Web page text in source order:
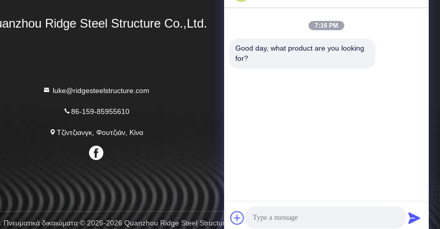
Ridge Steel Structure Co.,Ltd.
luke@ridgesteelstructure.com
86-159-85955610
Τζίντζιανγκ, Φουτζιάν, Κίνα
Γρήγοροι Σύνδεσμοι
δικαιώματα © 2025-2026 Quanzhou Ridge Steel Structure Co.,Ltd. . Διατηρούνται όλα τα πνευματικά δικαιώματα.
7:16 PM
Good day, what product are you looking
for?